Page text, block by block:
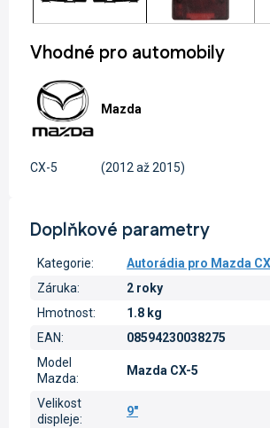
Vhodné pro automobily
Mazda
CX-5 (2012 až 2015)
Doplňkové parametry
Kategorie:
Autorádia pro Mazda
Záruka:
2 roky
Hmotnost:
1.8 kg
EAN:
08594230038275
Model
Mazda:
Mazda CX-5
Velikost
displeje:
9"